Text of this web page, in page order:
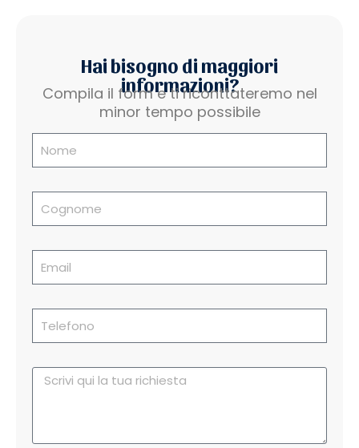
Hai bisogno di maggiori
informazioni?
Compila il form e ti riconttateremo nel
minor tempo possibile